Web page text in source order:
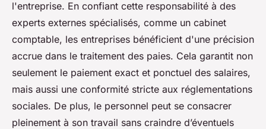
l'entreprise. En confiant cette responsabilité à des
experts externes spécialisés, comme un cabinet
comptable, les entreprises bénéficient d'une précision
accrue dans le traitement des paies. Cela garantit non
seulement le paiement exact et ponctuel des salaires,
mais aussi une conformité stricte aux réglementations
sociales. De plus, le personnel peut se consacrer
pleinement à son travail sans craindre d’éventuels